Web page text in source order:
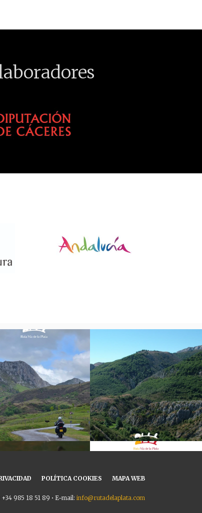
POLÍTICA COOKIES MAPA WEB
985 18 51 89 • E-mail: info@rutadelaplata.com